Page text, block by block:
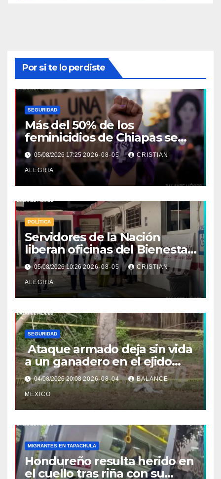
Por si te lo perdiste
SEGURIDAD
Más del 50% de los
feminicidios de Chiapas se
concentran en la Costa-
Soconusco
05/08/2026 17:252026-08-05 CRISTIAN
ALEGRIA
POLÍTICA
Servidores de la Nación
liberan oficinas del Bienestar
en Tapachula; Cielo
Nucamendi asume
delegación regional
05/08/2026 10:262026-08-05 CRISTIAN
ALEGRIA
SEGURIDAD
Ataque armado deja sin vida
a un ganadero en el ejido
Efraín Gutiérrez de Mazatán
04/08/2026 20:082026-08-04 BALANCE
MEXICO
MIGRANTES EN TAPACHULA
Hondureño resulta herido en
el cuello tras riña con su